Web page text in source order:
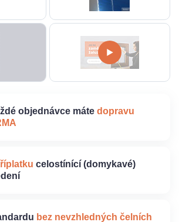
objednávce máte dopravu
celostínící (domykavé)
bez nevzhledných čelních